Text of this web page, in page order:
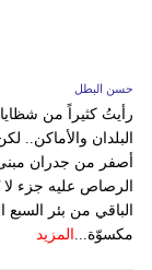
حسن البطل
رأيتُ كثيراً من
البلدان والأماكن..
أصفر من جدران
الرصاص عليه جزء لا
الباقي من بئر السبع
مكسوّة... المزيد